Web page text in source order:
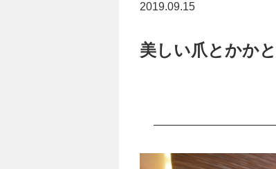
2019.09.15
美しい爪とかか